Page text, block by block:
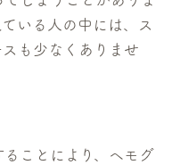
いる人の中には、ス
スも少なくありませ
ことにより、ヘモグ